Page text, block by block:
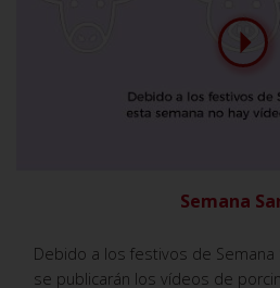
Semana
Debido a los festivos de Semana
se publicarán los vídeos de